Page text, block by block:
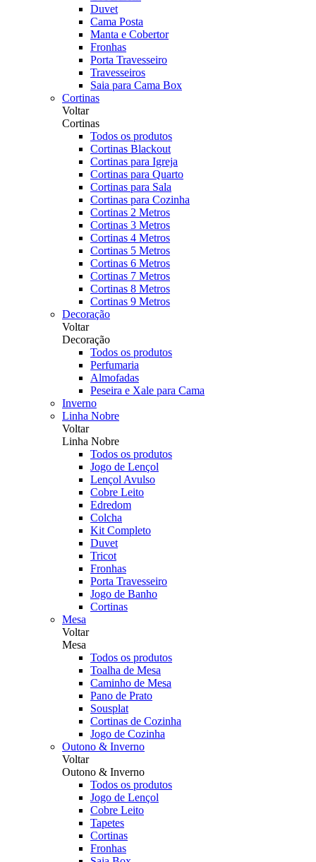
Duvet
Cama Posta
Manta e Cobertor
Fronhas
Porta Travesseiro
Travesseiros
Saia para Cama Box
Cortinas
Voltar
Cortinas
Todos os produtos
Cortinas Blackout
Cortinas para Igreja
Cortinas para Quarto
Cortinas para Sala
Cortinas para Cozinha
Cortinas 2 Metros
Cortinas 3 Metros
Cortinas 4 Metros
Cortinas 5 Metros
Cortinas 6 Metros
Cortinas 7 Metros
Cortinas 8 Metros
Cortinas 9 Metros
Decoração
Voltar
Decoração
Todos os produtos
Perfumaria
Almofadas
Peseira e Xale para Cama
Inverno
Linha Nobre
Voltar
Linha Nobre
Todos os produtos
Jogo de Lençol
Lençol Avulso
Cobre Leito
Edredom
Colcha
Kit Completo
Duvet
Tricot
Fronhas
Porta Travesseiro
Jogo de Banho
Cortinas
Mesa
Voltar
Mesa
Todos os produtos
Toalha de Mesa
Caminho de Mesa
Pano de Prato
Sousplat
Cortinas de Cozinha
Jogo de Cozinha
Outono & Inverno
Voltar
Outono & Inverno
Todos os produtos
Jogo de Lençol
Cobre Leito
Tapetes
Cortinas
Fronhas